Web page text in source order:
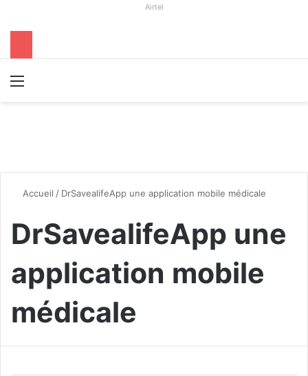
Airtel
Accueil / DrSavealifeApp une application mobile médicale
DrSavealifeApp une
application mobile
médicale